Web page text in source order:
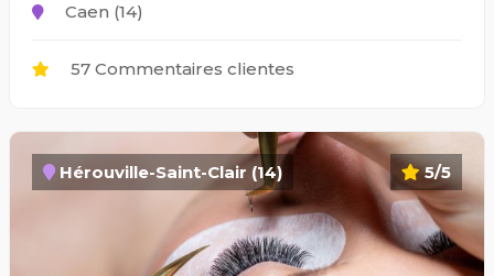
Caen (14)
57 Commentaires clientes
5/5
Hérouville-Saint-Clair (14)